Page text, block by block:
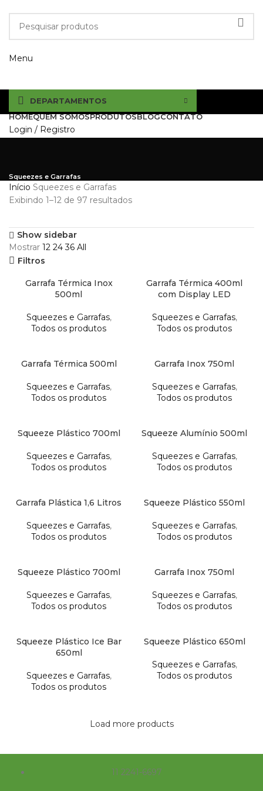
Menu
DEPARTAMENTOS
HOMEQUEM SOMOSPRODUTOSBLOGCONTATO
Login / Registro
Squeezes e Garrafas
Início Squeezes e Garrafas
Exibindo 1–12 de 97 resultados
Show sidebar
Mostrar 12 2436 All
Filtros
Garrafa Térmica Inox
500ml
Squeezes e Garrafas,
Todos os produtos
Garrafa Térmica 400ml
com Display LED
Squeezes e Garrafas,
Todos os produtos
Garrafa Térmica 500ml
Squeezes e Garrafas,
Todos os produtos
Garrafa Inox 750ml
Squeezes e Garrafas,
Todos os produtos
Squeeze Plástico 700ml
Squeezes e Garrafas,
Todos os produtos
Squeeze Alumínio 500ml
Squeezes e Garrafas,
Todos os produtos
Garrafa Plástica 1,6 Litros
Squeezes e Garrafas,
Todos os produtos
Squeeze Plástico 550ml
Squeezes e Garrafas,
Todos os produtos
Squeeze Plástico 700ml
Squeezes e Garrafas,
Todos os produtos
Garrafa Inox 750ml
Squeezes e Garrafas,
Todos os produtos
Squeeze Plástico Ice Bar
650ml
Squeezes e Garrafas,
Todos os produtos
Squeeze Plástico 650ml
Squeezes e Garrafas,
Todos os produtos
Load more products
11 2241-6697